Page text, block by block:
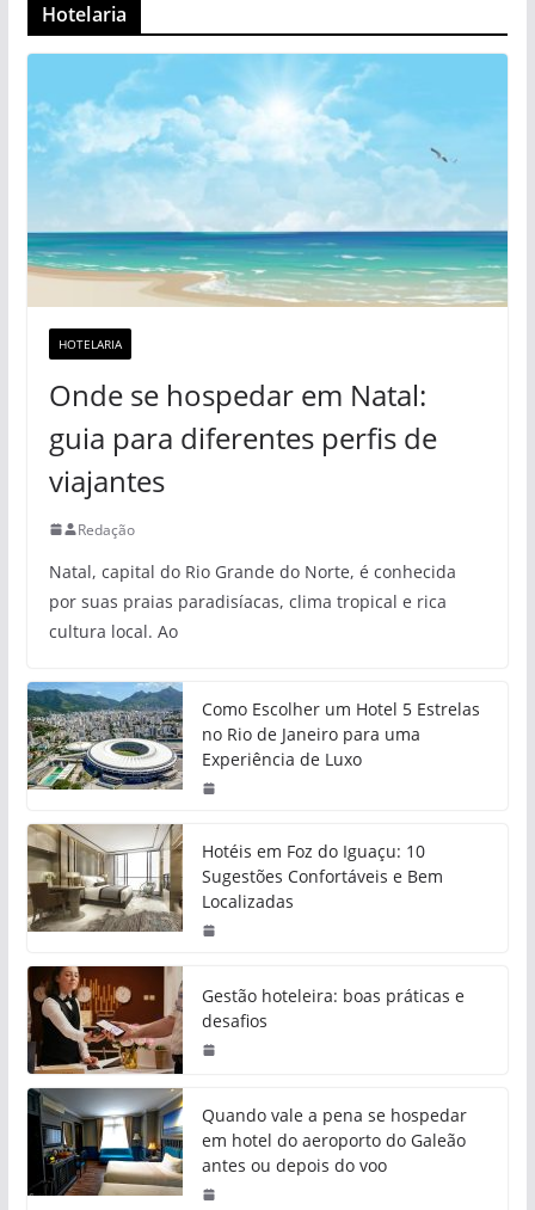
Hotelaria
HOTELARIA
Onde se hospedar em Natal:
guia para diferentes perfis de
viajantes
Redação
Natal, capital do Rio Grande do Norte, é conhecida
por suas praias paradisíacas, clima tropical e rica
cultura local. Ao
Como Escolher um Hotel 5 Estrelas
no Rio de Janeiro para uma
Experiência de Luxo
Hotéis em Foz do Iguaçu: 10
Sugestões Confortáveis e Bem
Localizadas
Gestão hoteleira: boas práticas e
desafios
Quando vale a pena se hospedar
em hotel do aeroporto do Galeão
antes ou depois do voo